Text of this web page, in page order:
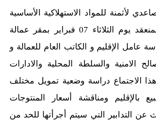
لأثمنة للمواد الاستهلاكية الأساسية
محور الاجتماع المنعقد يوم الثلاثاء 07 فبراير بمقر عمالة
عامل الإقليم و الكاتب العام للعمالة و
الامنية والسلطة المحلية والادارات
الاجتماع دراسة وضعية تمويل مختلف
بالإقليم ومناقشة أسعار المنتوجات
عن التدابير التي سيتم أجرأتها للحد من